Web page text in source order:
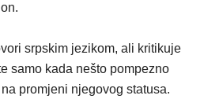
srpskim jezikom, ali kritikuje
samo kada nešto pompezno
promjeni njegovog statusa.